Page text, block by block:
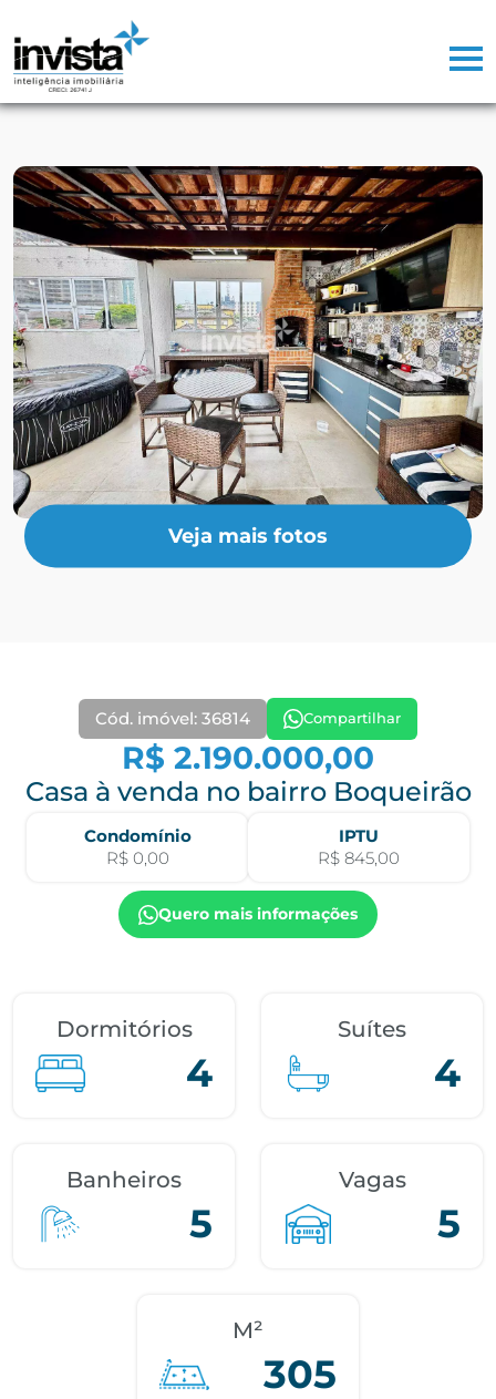
Veja mais fotos
Cód. imóvel: 36814 Compartilhar
R$ 2.190.000,00
Casa à venda no bairro Boqueirão
Condomínio
R$ 0,00
IPTU
R$ 845,00
Quero mais informações
Dormitórios
4
Suítes
4
Banheiros
5
Vagas
5
M²
305